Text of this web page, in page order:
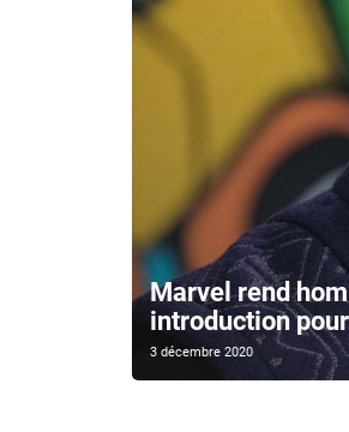
Marvel rend
introduction
3 décembre 2020